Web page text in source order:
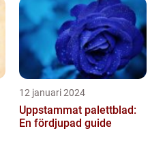
12 januari 2024
Uppstammat palettblad:
En fördjupad guide